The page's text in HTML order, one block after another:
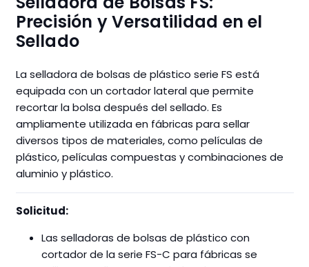
Precisión y Versatilidad en el
Sellado
La selladora de bolsas de plástico serie FS está
equipada con un cortador lateral que permite
recortar la bolsa después del sellado. Es
ampliamente utilizada en fábricas para sellar
diversos tipos de materiales, como películas de
plástico, películas compuestas y combinaciones de
aluminio y plástico.
Solicitud:
Las selladoras de bolsas de plástico con
cortador de la serie FS-C para fábricas se